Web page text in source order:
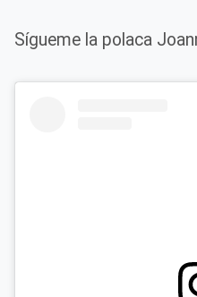
Sígueme la polaca